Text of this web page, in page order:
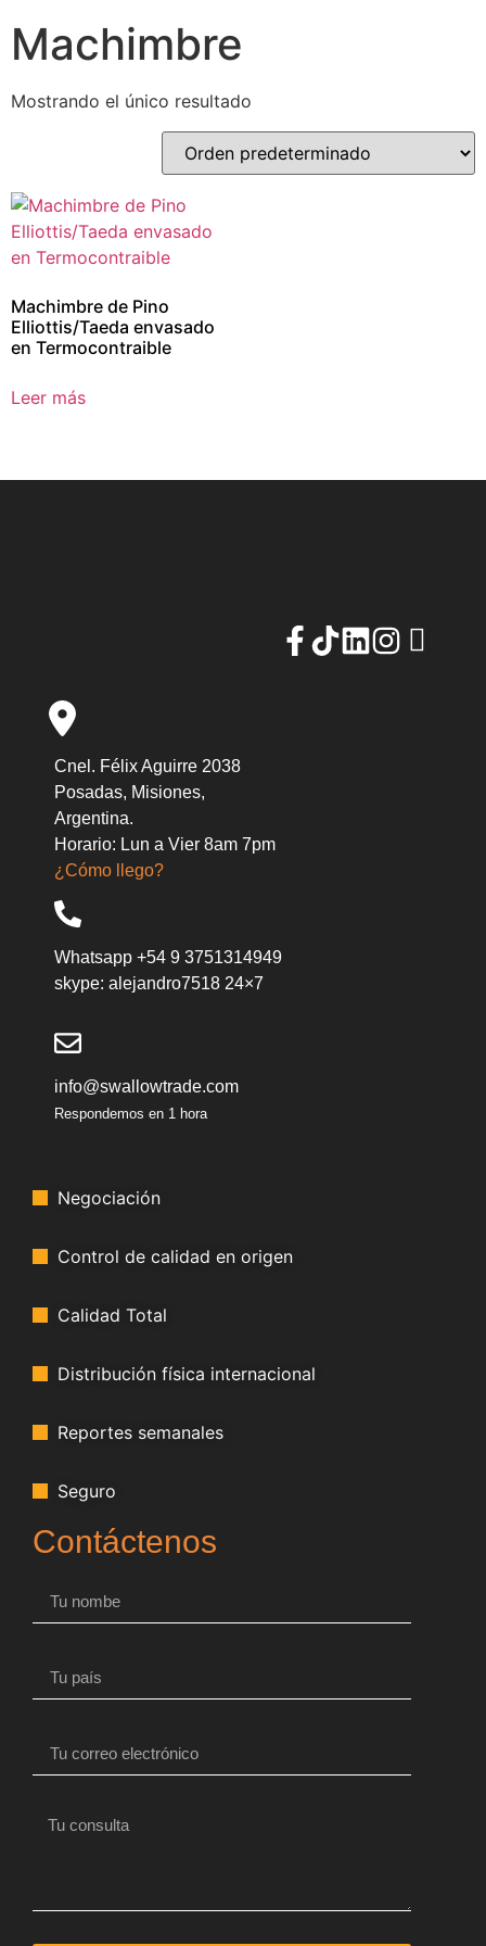
Machimbre
Mostrando el único resultado
Machimbre de Pino
Elliottis/Taeda envasado
en Termocontraible
Leer más
Cnel. Félix Aguirre 2038
Posadas, Misiones,
Argentina.
Horario: Lun a Vier 8am 7pm
¿Cómo llego?
Whatsapp +54 9 3751314949
skype: alejandro7518 24×7
info@swallowtrade.com
Respondemos en 1 hora
Negociación
Control de calidad en origen
Calidad Total
Distribución física internacional
Reportes semanales
Seguro
Contáctenos